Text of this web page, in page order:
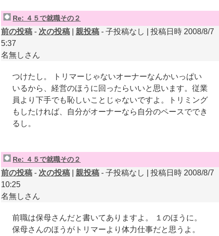
Re: ４５で就職その２
前の投稿 - 次の投稿 親投稿 - 子投稿なし | 投稿日時 2008/8/7
5:37
名無しさん
つけたし。 トリマーじゃないオーナーなんかいっぱい
いるから、経営のほうに回ったらいいと思います。従業
員より下手でも恥しいことじゃないですよ。トリミング
もしたければ、自分がオーナーなら自分のペースででき
るし。
Re: ４５で就職その２
前の投稿 - 次の投稿 親投稿 - 子投稿なし | 投稿日時 2008/8/7
10:25
名無しさん
前職は保母さんだと書いてありますよ。 １のほうに。
保母さんのほうがトリマーより体力仕事だと思うよ。